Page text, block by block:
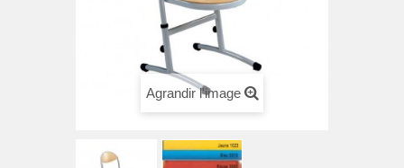
Agrandir l'image